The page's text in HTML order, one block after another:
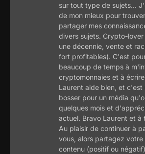
sur tout type de sujets...
de mon mieux pour
partager mes
divers sujets. Crypto-
une décennie, vente et
fort profitables). C'est
beaucoup de temps à
cryptomonnaies et à
Laurent aide bien, et c'est
bosser pour un média
quelques mois et
actuel. Bravo Laurent et à
Au plaisir de continuer à
vous, alors partagez
contenu (positif ou